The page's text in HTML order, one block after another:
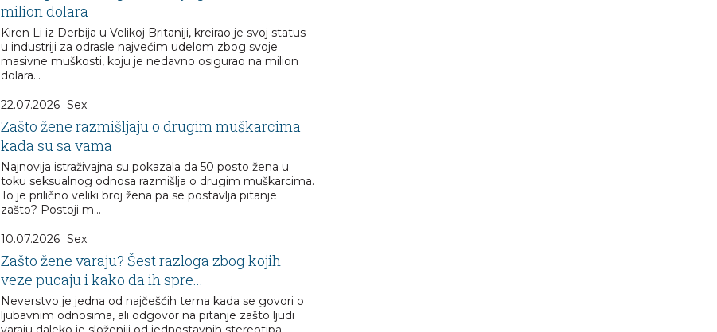
milion dolara
Kiren Li iz Derbija u Velikoj Britaniji, kreirao je svoj status
u industriji za odrasle najvećim udelom zbog svoje
masivne muškosti, koju je nedavno osigurao na milion
dolara...
22.07.2026 Sex
Zašto žene razmišljaju o drugim muškarcima
kada su sa vama
Najnovija istraživajna su pokazala da 50 posto žena u
toku seksualnog odnosa razmišlja o drugim muškarcima.
To je prilično veliki broj žena pa se postavlja pitanje
zašto? Postoji m...
10.07.2026 Sex
Zašto žene varaju? Šest razloga zbog kojih
veze pucaju i kako da ih spre...
Neverstvo je jedna od najčešćih tema kada se govori o
ljubavnim odnosima, ali odgovor na pitanje zašto ljudi